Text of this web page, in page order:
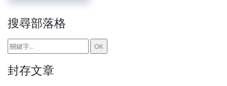
搜尋部落格
封存文章